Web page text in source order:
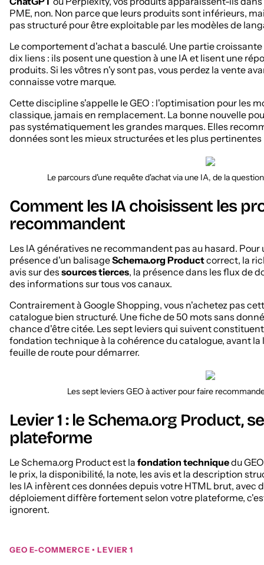
PME, non. Non parce que leurs produits sont inférieurs,
pas structuré pour être exploitable par les modèles de
Le comportement d'achat a basculé. Une partie
dix liens : ils posent une question à une IA et lisent une
produits. Si les vôtres n'y sont pas, vous perdez la vente
connaisse votre marque.
Cette discipline s'appelle le GEO : l'optimisation pour les
classique, jamais en remplacement. La bonne nouvelle
pas systématiquement les grandes marques. Elles
données sont les mieux structurées et les plus pertinentes
Le parcours d'une requête d'achat via une IA, de la
Comment les IA choisissent les
recommandent
Les IA génératives ne recommandent pas au hasard.
présence d'un balisageSchema.org Productcorrect, la
avis sur des sources tierces, la présence dans les flux de
des informations sur tous vos canaux.
Contrairement à Google Shopping, vous n'achetez pas
catalogue bien structuré. Une fiche de 50 mots sans
chance d'être citée. Les sept leviers qui suivent
fondation technique à la cohérence du catalogue, avant la
feuille de route pour démarrer.
Les sept leviers GEO à activer pour faire
Levier 1 : le Schema.org Product,
plateforme
Le Schema.org Product est la fondation techniquedu
le prix, la disponibilité, la note, les avis et la description
les IA infèrent ces données depuis votre HTML brut, avec
déploiement diffère fortement selon votre plateforme,
ignorent.
GEO E-COMMERCE • LEVIER 1